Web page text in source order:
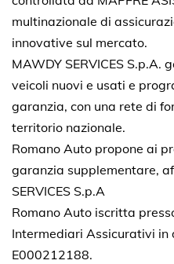
multinazionale di
innovative sul mercato.
MAWDY SERVICES S.p.A.
veicoli nuovi e usati e
garanzia, con una rete di
territorio nazionale.
Romano Auto propone ai
garanzia supplementare,
SERVICES S.p.A
Romano Auto iscritta
Intermediari Assicurativi
E000212188.